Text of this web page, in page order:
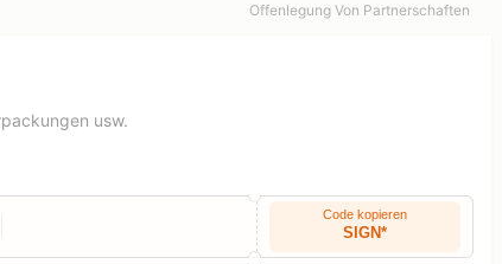
Offenlegung Von Partnerschaften
usw.
Code kopieren
SIGN*